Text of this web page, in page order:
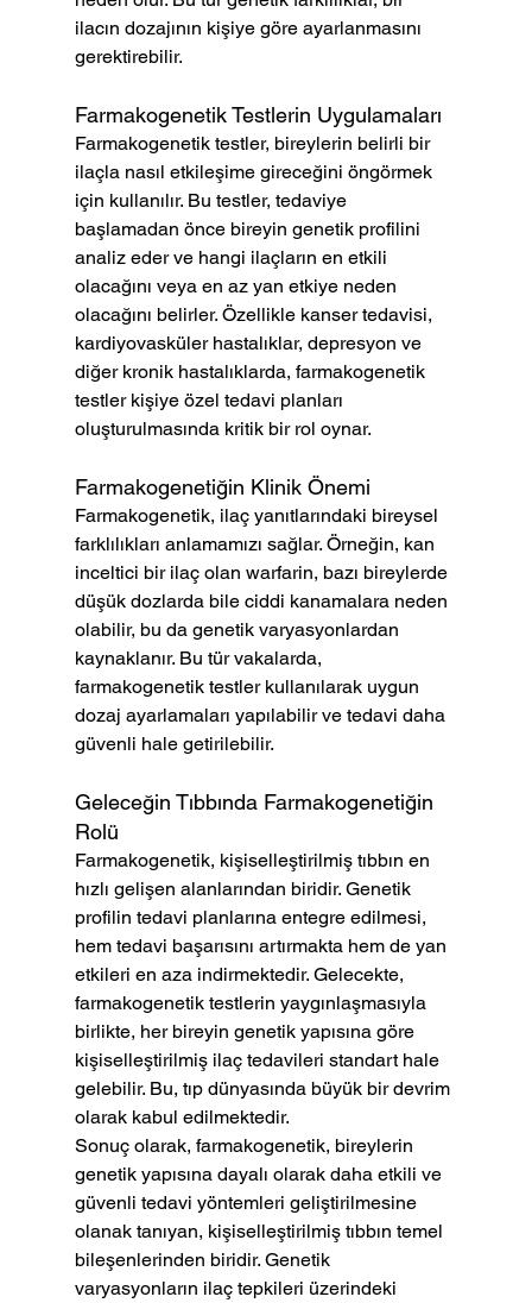
ilacın dozajının kişiye göre ayarlanmasını
gerektirebilir.
Farmakogenetik Testlerin Uygulamaları
Farmakogenetik testler, bireylerin belirli bir
ilaçla nasıl etkileşime gireceğini öngörmek
için kullanılır. Bu testler, tedaviye
başlamadan önce bireyin genetik profilini
analiz eder ve hangi ilaçların en etkili
olacağını veya en az yan etkiye neden
olacağını belirler. Özellikle kanser tedavisi,
kardiyovasküler hastalıklar, depresyon ve
diğer kronik hastalıklarda, farmakogenetik
testler kişiye özel tedavi planları
oluşturulmasında kritik bir rol oynar.
Farmakogenetiğin Klinik Önemi
Farmakogenetik, ilaç yanıtlarındaki bireysel
farklılıkları anlamamızı sağlar. Örneğin, kan
inceltici bir ilaç olan warfarin, bazı bireylerde
düşük dozlarda bile ciddi kanamalara neden
olabilir, bu da genetik varyasyonlardan
kaynaklanır. Bu tür vakalarda,
farmakogenetik testler kullanılarak uygun
dozaj ayarlamaları yapılabilir ve tedavi daha
güvenli hale getirilebilir.
Geleceğin Tıbbında Farmakogenetiğin
Rolü
Farmakogenetik, kişiselleştirilmiş tıbbın en
hızlı gelişen alanlarından biridir. Genetik
profilin tedavi planlarına entegre edilmesi,
hem tedavi başarısını artırmakta hem de yan
etkileri en aza indirmektedir. Gelecekte,
farmakogenetik testlerin yaygınlaşmasıyla
birlikte, her bireyin genetik yapısına göre
kişiselleştirilmiş ilaç tedavileri standart hale
gelebilir. Bu, tıp dünyasında büyük bir devrim
olarak kabul edilmektedir.
Sonuç olarak, farmakogenetik, bireylerin
genetik yapısına dayalı olarak daha etkili ve
güvenli tedavi yöntemleri geliştirilmesine
olanak tanıyan, kişiselleştirilmiş tıbbın temel
bileşenlerinden biridir. Genetik
varyasyonların ilaç tepkileri üzerindeki